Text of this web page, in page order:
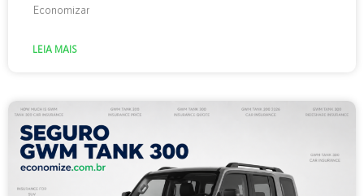
Economizar
LEIA MAIS